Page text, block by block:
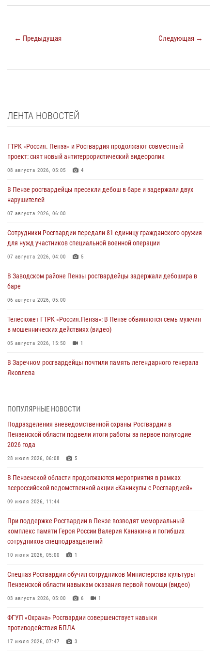
← Предыдущая Следующая →
ЛЕНТА НОВОСТЕЙ
ГТРК «Россия. Пенза» и Росгвардия продолжают совместный
проект: снят новый антитеррористический видеоролик
08 августа 2026, 05:05 4
В Пензе росгвардейцы пресекли дебош в баре и задержали двух
нарушителей
07 августа 2026, 06:00
Сотрудники Росгвардии передали 81 единицу гражданского оружия
для нужд участников специальной военной операции
07 августа 2026, 04:00 5
В Заводском районе Пензы росгвардейцы задержали дебошира в
баре
06 августа 2026, 05:00
Телесюжет ГТРК «Россия.Пенза»: В Пензе обвиняются семь мужчин
в мошеннических действиях (видео)
05 августа 2026, 15:50 1
В Заречном росгвардейцы почтили память легендарного генерала
Яковлева
Сотрудники пензенского ОМОН «Страж» познакомили участников
05 августа 2026, 06:15
В Пензе сотрудники Росгвардии оказали помощь
дезориентированному пенсионеру
В Пензе при силовой поддержке Росгвардии пресечена
деятельность ОПГ, маскировавшейся под реабилитационный центр
04 августа 2026, 07:05
В Управлении Росгвардии по Пензенской области подвели итоги
работы за первое полугодие 2026 года
ПОПУЛЯРНЫЕ НОВОСТИ
Подразделения вневедомственной охраны Росгвардии в
Пензенской области подвели итоги работы за первое полугодие
2026 года
28 июля 2026, 06:08 5
В Пензенской области продолжаются мероприятия в рамках
всероссийской ведомственной акции «Каникулы с Росгвардией»
09 июля 2026, 11:44
При поддержке Росгвардии в Пензе возводят мемориальный
комплекс памяти Героя России Валерия Канакина и погибших
сотрудников спецподразделений
10 июля 2026, 05:00 1
Спецназ Росгвардии обучил сотрудников Министерства культуры
Пензенской области навыкам оказания первой помощи (видео)
03 августа 2026, 05:00 6 1
ФГУП «Охрана» Росгвардии совершенствует навыки
противодействия БПЛА
17 июля 2026, 07:47 3